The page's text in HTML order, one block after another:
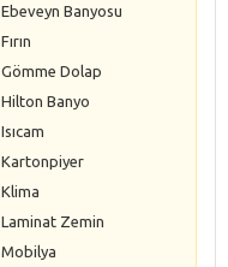
Ebeveyn Banyosu
Fırın
Gömme Dolap
Hilton Banyo
Isıcam
Kartonpiyer
Klima
Laminat Zemin
Mobilya